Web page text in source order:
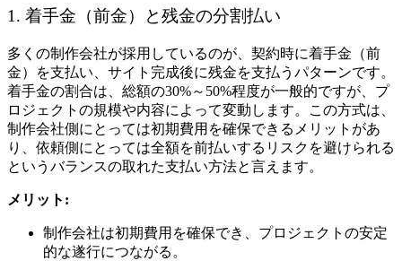
1. 着手金（前金）と残金の分割払い
多くの制作会社が採用しているのが、契約時に着手金（前
金）を支払い、サイト完成後に残金を支払うパターンです。
着手金の割合は、総額の30%～50%程度が一般的ですが、プ
ロジェクトの規模や内容によって変動します。この方式は、
制作会社側にとっては初期費用を確保できるメリットがあ
り、依頼側にとっては全額を前払いするリスクを避けられる
というバランスの取れた支払い方法と言えます。
メリット:
制作会社は初期費用を確保でき、プロジェクトの安定
的な遂行につながる。